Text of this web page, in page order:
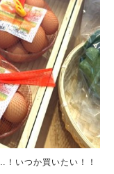
いつか買いたい！！